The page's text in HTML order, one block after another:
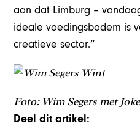
aan dat Limburg –
ideale voedingsbodem is
creatieve sector.”
Foto: Wim Segers met
Deel dit artikel: